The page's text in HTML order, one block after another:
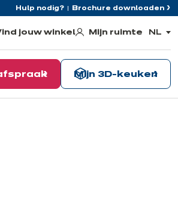
Hulp nodig? Brochure downloaden
jouw winkel Mijn ruimte NL
,
taal
Mijn 3D-keuken